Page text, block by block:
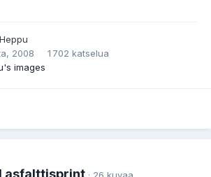
Heppu
2008
1 702 katselua
images
asfalttisprint